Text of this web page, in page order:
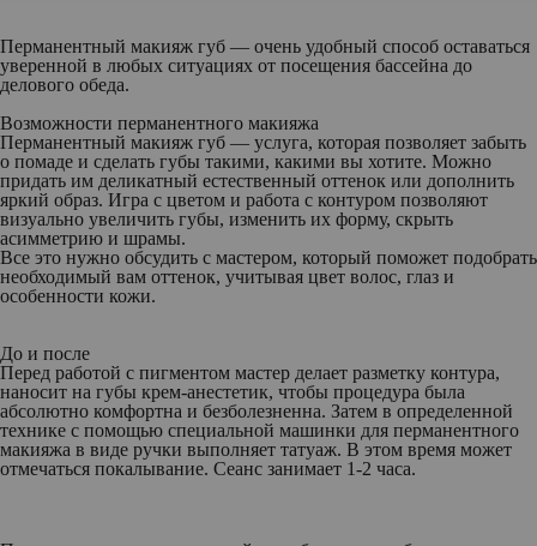
Перманентный макияж губ — очень удобный способ оставаться
уверенной в любых ситуациях от посещения бассейна до
делового обеда.
Возможности перманентного макияжа
Перманентный макияж губ — услуга, которая позволяет забыть
о помаде и сделать губы такими, какими вы хотите. Можно
придать им деликатный естественный оттенок или дополнить
яркий образ. Игра с цветом и работа с контуром позволяют
визуально увеличить губы, изменить их форму, скрыть
асимметрию и шрамы.
Все это нужно обсудить с мастером, который поможет подобрать
необходимый вам оттенок, учитывая цвет волос, глаз и
особенности кожи.
До и после
Перед работой с пигментом мастер делает разметку контура,
наносит на губы крем-анестетик, чтобы процедура была
абсолютно комфортна и безболезненна. Затем в определенной
технике с помощью специальной машинки для перманентного
макияжа в виде ручки выполняет татуаж. В этом время может
отмечаться покалывание. Сеанс занимает 1-2 часа.